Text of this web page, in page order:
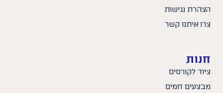
הצהרת נגישות
צרו איתנו קשר
חנות
ציוד לקורסים
מבצעים חמים